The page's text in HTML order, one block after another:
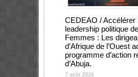
CEDEAO / Accélérer
leadership politique
Femmes : Les
d’Afrique de l’Ouest
programme d’action
d’Abuja.
7 août 2026